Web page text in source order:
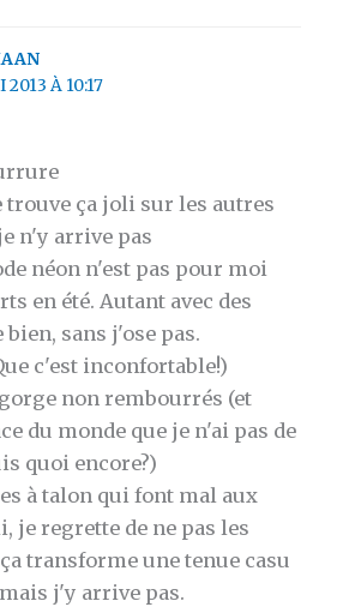
2013 À 10:17
ça joli sur les autres
n'y arrive pas
néon n'est pas pour moi
en été. Autant avec des
sans j'ose pas.
c'est inconfortable!)
non rembourrés (et
du monde que je n'ai pas de
quoi encore?)
à talon qui font mal aux
je regrette de ne pas les
transforme une tenue casu
j'y arrive pas.